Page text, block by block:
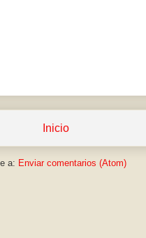
Inicio
a: Enviar comentarios (Atom)